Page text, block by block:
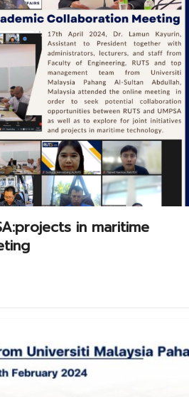
in maritime